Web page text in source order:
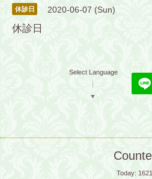
休診日 2020-06-07 (Sun)
休診日
Select Language
▼
Today: 1621